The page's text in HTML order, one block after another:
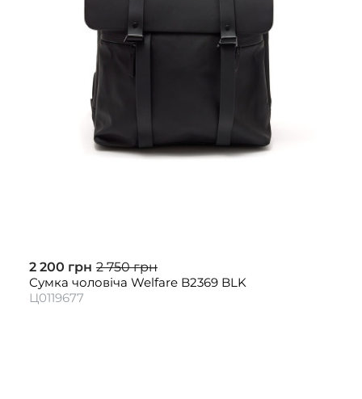
2 200 грн 2 750 грн
Сумка чоловіча Welfare B2369 BLK
Ц0119677